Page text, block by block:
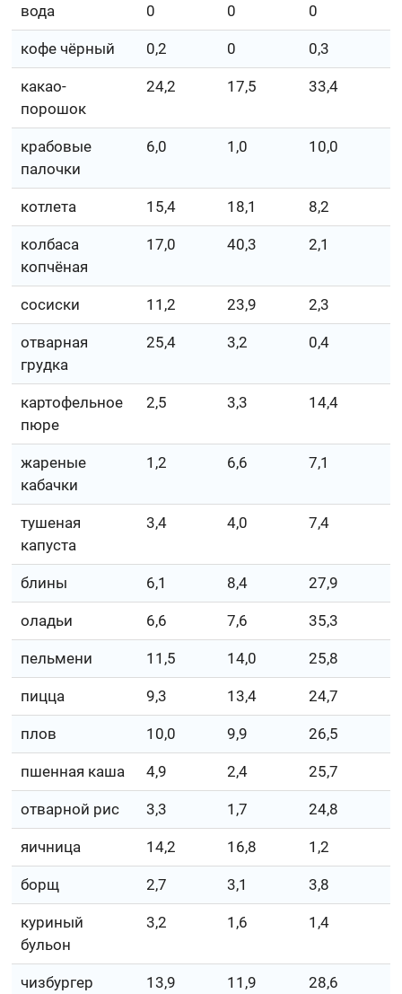
вода 0 0 0
кофе чёрный 0,2 0 0,3
какао-
порошок
24,2 17,5 33,4
крабовые
палочки
6,0 1,0 10,0
котлета 15,4 18,1 8,2
колбаса
копчёная
17,0 40,3 2,1
сосиски 11,2 23,9 2,3
отварная
грудка
25,4 3,2 0,4
картофельное
пюре
2,5 3,3 14,4
жареные
кабачки
1,2 6,6 7,1
тушеная
капуста
3,4 4,0 7,4
блины 6,1 8,4 27,9
оладьи 6,6 7,6 35,3
пельмени 11,5 14,0 25,8
пицца 9,3 13,4 24,7
плов 10,0 9,9 26,5
пшенная каша 4,9 2,4 25,7
отварной рис 3,3 1,7 24,8
яичница 14,2 16,8 1,2
борщ 2,7 3,1 3,8
куриный
бульон
3,2 1,6 1,4
чизбургер
13,9 11,9 28,6